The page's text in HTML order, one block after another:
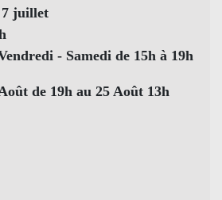
juillet
- Samedi de 15h à 19h
de 19h au 25 Août 13h